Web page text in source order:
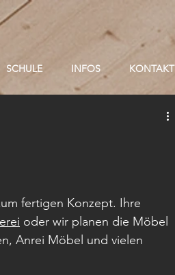
SCHULE INFOS KONTAKT
fertigen Konzept. Ihre
oder wir planen die Möbel
Anrei Möbel und vielen